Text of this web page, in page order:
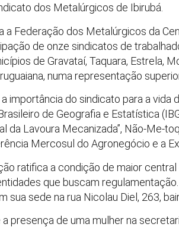
dos Metalúrgicos de Ibirubá.
Federação dos Metalúrgicos da
de onze sindicatos de
de Gravataí, Taquara, Estrela,
numa representação
importância do sindicato para a
de Geografia e Estatística
da Lavoura Mecanizada”, Não-Me-
Mercosul do Agronegócio e a
ratifica a condição de maior
que buscam
sede na rua Nicolau Diel, 263,
presença de uma mulher na